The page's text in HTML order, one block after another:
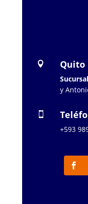
 Quito
Sucursal
y

+593